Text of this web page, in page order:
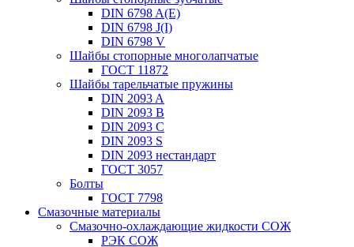
DIN 6798 A(E)
DIN 6798 J(I)
DIN 6798 V
Шайбы стопорные многолапчатые
ГОСТ 11872
Шайбы тарельчатые пружины
DIN 2093 A
DIN 2093 B
DIN 2093 C
DIN 2093 S
DIN 2093 нестандарт
ГОСТ 3057
Болты
ГОСТ 7798
Смазочные материалы
Смазочно-охлаждающие жидкости СОЖ
РЭК СОЖ